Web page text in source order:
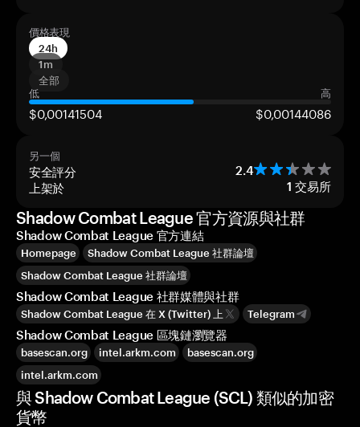
價格表現
24h
1m
全部
低
高
$0,00141504 $0,00144086
另一個
安全評分 2.4
上架於 1 交易所
Shadow Combat League 官方資源與社群
Shadow Combat League 官方連結
Homepage
Shadow Combat League 社群論壇
Shadow Combat League 社群論壇
Shadow Combat League 社群媒體與社群
Shadow Combat League 在 X (Twitter) 上 Telegram
Shadow Combat League 區塊鏈瀏覽器
basescan.org intel.arkm.com
basescan.org
intel.arkm.com
與 Shadow Combat League (SCL) 類似的加密
貨幣